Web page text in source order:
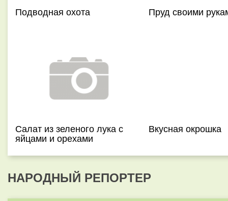
Подводная охота Пруд своими
Салат из зеленого лука с
яйцами и орехами
Вкусная окрошка
НАРОДНЫЙ РЕПОРТЕР